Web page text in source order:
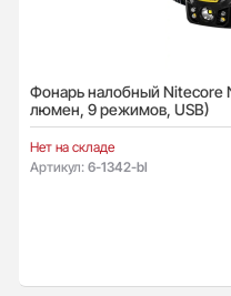
Фонарь налобный Nitecore
люмен, 9 режимов, USB)
Нет на складе
Артикул: 6-1342-bl